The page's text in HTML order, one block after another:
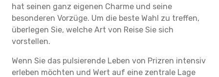
hat seinen ganz eigenen Charme und seine
besonderen Vorzüge. Um die beste Wahl zu treffen,
überlegen Sie, welche Art von Reise Sie sich
vorstellen.
Wenn Sie das pulsierende Leben von Prizren intensiv
erleben möchten und Wert auf eine zentrale Lage